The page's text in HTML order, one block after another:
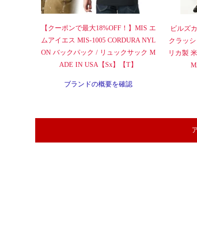
【クーポンで最大18%OFF！】MIS エ
ムアイエス MIS-1005 CORDURA NYL
ON バックパック / リュックサック M
ADE IN USA【Sx】【T】
ブランドの概要を確認
ビルズ
クラッ
リカ製